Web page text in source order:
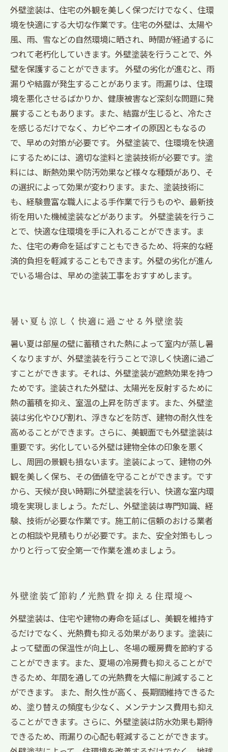
外壁塗装は、住宅の外観を美しく保つだけでなく、住環
境を快適にする大切な作業です。住宅の外壁は、太陽や
風、雨、雪などの自然環境に晒され、時間が経過するに
つれて老朽化していきます。外壁塗装を行うことで、外
壁を保護することができます。 外壁の劣化が進むと、雨
漏りや結露が発生することがあります。雨漏りは、住環
境を悪化させるばかりか、健康被害など深刻な問題に発
展することもあります。また、結露が生じると、冷たさ
を感じるだけでなく、カビやニオイの原因ともなるの
で、早めの対策が必要です。 外壁塗装で、住環境を快適
にするためには、適切な塗料と塗装技術が必要です。塗
料には、断熱効果や防汚効果など様々な種類があり、そ
の選択によって効果が変わります。また、塗装技術に
も、経験豊富な職人による手作業で行うものや、最新技
術を用いた機械塗装などがあります。 外壁塗装を行うこ
とで、快適な住環境を手に入れることができます。ま
た、住宅の寿命を延ばすこともできるため、将来的な経
済的負担を軽減することもできます。外壁の劣化が進ん
でいる場合は、早めの塗装工事をおすすめします。
暑い夏も涼しく快適に過ごせる外壁塗装
暑い夏は部屋の壁に蓄積された熱によって室内が蒸し暑
くなりますが、外壁塗装を行うことで涼しく快適に過ご
すことができます。それは、外壁塗装が遮熱効果を持つ
ためです。塗装された外壁は、太陽光を反射するために
熱の蓄積を抑え、室温の上昇を防ぎます。また、外壁塗
装は劣化やひび割れ、浮きなどを防ぎ、建物の耐久性を
高めることができます。さらに、美観面でも外壁塗装は
重要です。劣化している外壁は建物全体の印象を悪く
し、周囲の景観も損ないます。塗装によって、建物の外
観を美しく保ち、その価値を守ることができます。です
から、天候が良い時期に外壁塗装を行い、快適な室内環
境を実現しましょう。ただし、外壁塗装は専門知識、経
験、技術が必要な作業です。施工前に信頼のおける業者
との相談や見積もりが必要です。また、安全対策もしっ
かりと行って安全第一で作業を進めましょう。
外壁塗装で節約！光熱費を抑える住環境へ
外壁塗装は、住宅や建物の寿命を延ばし、美観を維持す
るだけでなく、光熱費も抑える効果があります。塗装に
よって壁面の保温性が向上し、冬場の暖房費を節約する
ことができます。また、夏場の冷房費も抑えることがで
きるため、年間を通しての光熱費を大幅に削減すること
ができます。 また、耐久性が高く、長期間維持できるた
め、塗り替えの頻度も少なく、メンテナンス費用も抑え
ることができます。さらに、外壁塗装は防水効果も期待
できるため、雨漏りの心配も軽減することができます。